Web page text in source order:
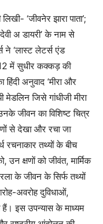
‘जीवनेर झारा पाता’;
अ डायरी’ के नाम से
ने ‘लास्ट लेटर्स एंड
में सुधीर कक्कड़ की
हिंदी अनुवाद ‘मीरा और
जिसे गांधीजी मीरा
जीवन का विशिष्ट चित्र
से देखा और रचा जा
रचनाकार तथ्यों के बीच
क्षणों को जीवंत, मार्मिक
के जीवन के सिर्फ तथ्यों
अवरोह दुविधाओं,
इस उपन्यास के माध्यम